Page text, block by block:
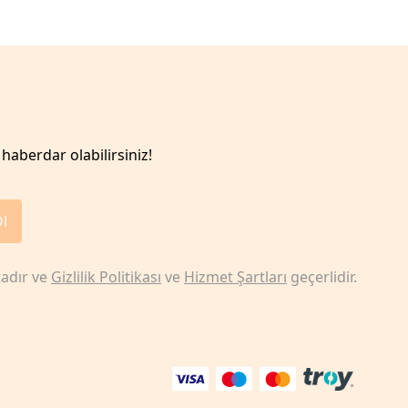
olabilirsiniz!
ve Gizlilik Politikası ve Hizmet Şartları geçerlidir.